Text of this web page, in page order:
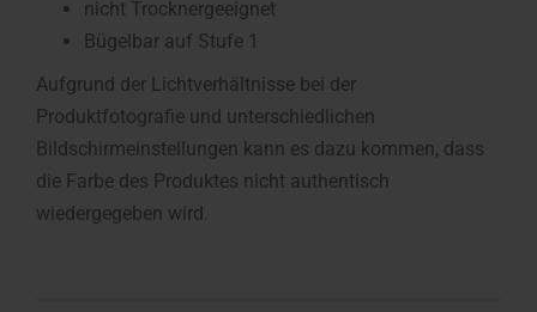
nicht Trocknergeeignet
Bügelbar auf Stufe 1
Aufgrund der Lichtverhältnisse bei der
Produktfotografie und unterschiedlichen
Bildschirmeinstellungen kann es dazu kommen, dass
die Farbe des Produktes nicht authentisch
wiedergegeben wird.